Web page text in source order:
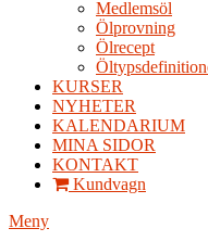
Medlemsöl
Ölprovning
Ölrecept
KURSER
NYHETER
KALENDARIUM
MINA SIDOR
KONTAKT
Kundvagn
Meny